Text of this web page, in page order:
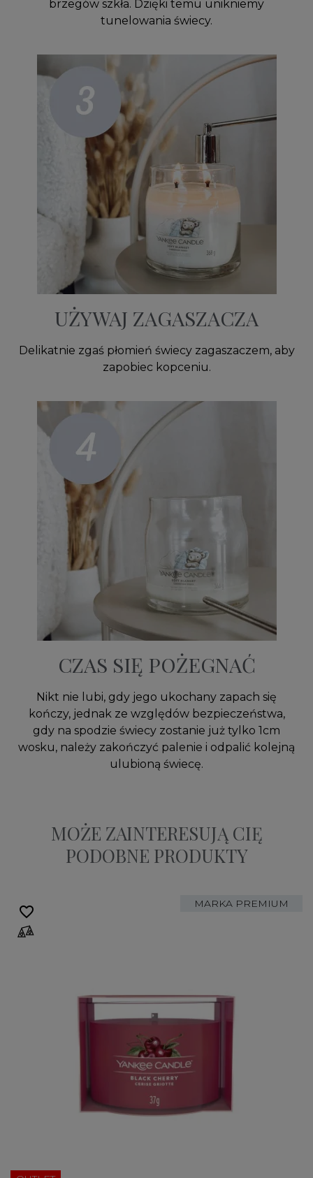
brzegów szkła. Dzięki temu unikniemy
tunelowania świecy.
UŻYWAJ ZAGASZACZA
Delikatnie zgaś płomień świecy zagaszaczem, aby
zapobiec kopceniu.
CZAS SIĘ POŻEGNAĆ
Nikt nie lubi, gdy jego ukochany zapach się
kończy, jednak ze względów bezpieczeństwa,
gdy na spodzie świecy zostanie już tylko 1cm
wosku, należy zakończyć palenie i odpalić kolejną
ulubioną świecę.
MOŻE ZAINTERESUJĄ CIĘ
PODOBNE PRODUKTY
MARKA PREMIUM
favorite_border